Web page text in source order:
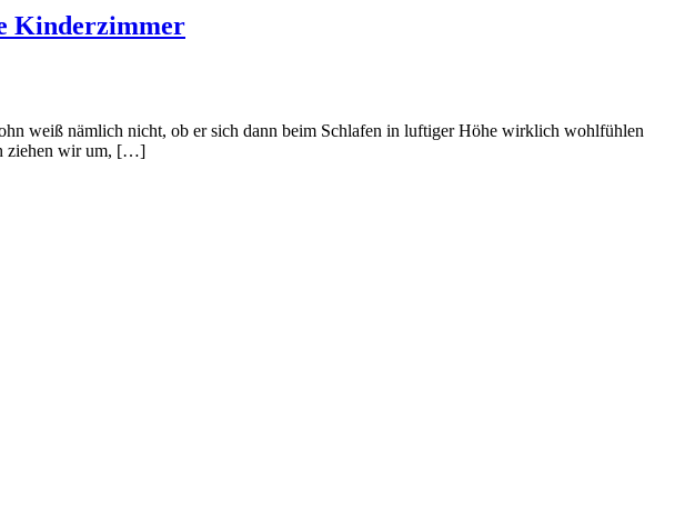
Kinderzimmer
weiß nämlich nicht, ob er sich dann beim Schlafen in luftiger Höhe wirklich wohlfühlen
ziehen wir um, […]